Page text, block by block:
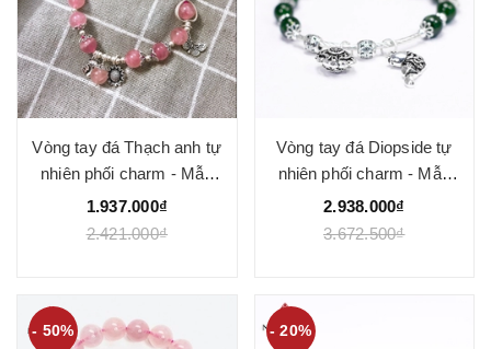
Vòng tay đá Thạch anh tự
nhiên phối charm - Mẫu
VC1072 - Ngọc Quý
1.937.000₫
2.421.000₫
Vòng tay đá Diopside tự
nhiên phối charm - Mẫu
VC1073 - Ngọc Quý
2.938.000₫
3.672.500₫
- 50% - 20%